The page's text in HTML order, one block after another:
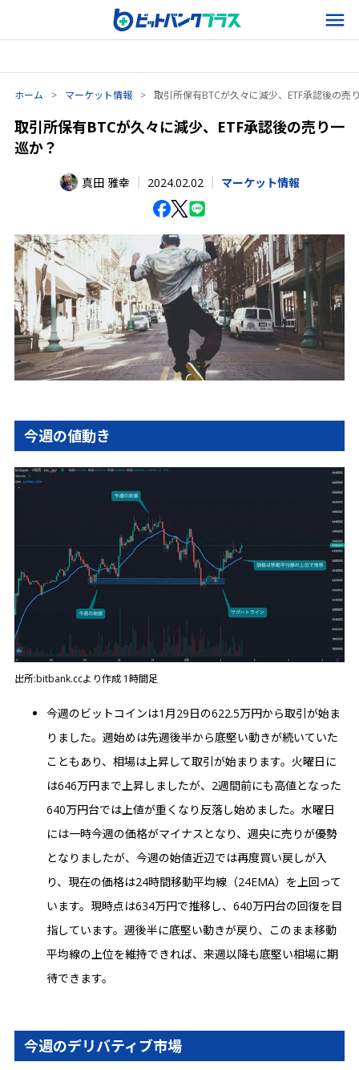
ホーム > マーケット情報 > 取引所保有BTCが久々に減少、ETF承認後の売
取引所保有BTCが久々に減少、ETF承認後の売り一
巡か？
真田 雅幸 2024.02.02 マーケット情報
今週の値動き
出所:bitbank.ccより作成 1時間足
今週のビットコインは1月29日の622.5万円から取引が始ま
りました。週始めは先週後半から底堅い動きが続いていた
こともあり、相場は上昇して取引が始まります。火曜日に
は646万円まで上昇しましたが、2週間前にも高値となった
640万円台では上値が重くなり反落し始めました。水曜日
には一時今週の価格がマイナスとなり、週央に売りが優勢
となりましたが、今週の始値近辺では再度買い戻しが入
り、現在の価格は24時間移動平均線（24EMA）を上回って
います。現時点は634万円で推移し、640万円台の回復を目
指しています。週後半に底堅い動きが戻り、このまま移動
平均線の上位を維持できれば、来週以降も底堅い相場に期
待できます。
今週のデリバティブ市場